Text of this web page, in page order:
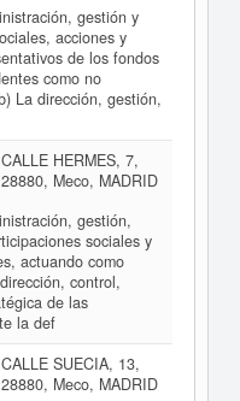
gestión y
acciones y
de los fondos
como no
La dirección, gestión,
CALLE HERMES, 7,
28880, Meco, MADRID
gestión,
sociales y
actuando como
control,
de las
la def
CALLE SUECIA, 13,
28880, Meco, MADRID